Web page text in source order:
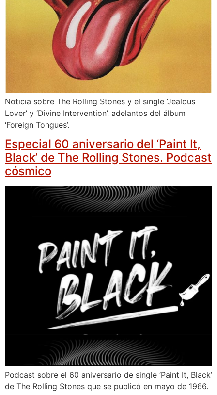
Noticia sobre The Rolling Stones y el single ‘Jealous
Lover’ y ‘Divine Intervention’, adelantos del álbum
‘Foreign Tongues’.
Especial 60 aniversario del ‘Paint It,
Black’ de The Rolling Stones. Podcast
cósmico
Podcast sobre el 60 aniversario de single ‘Paint It, Black’
de The Rolling Stones que se publicó en mayo de 1966.